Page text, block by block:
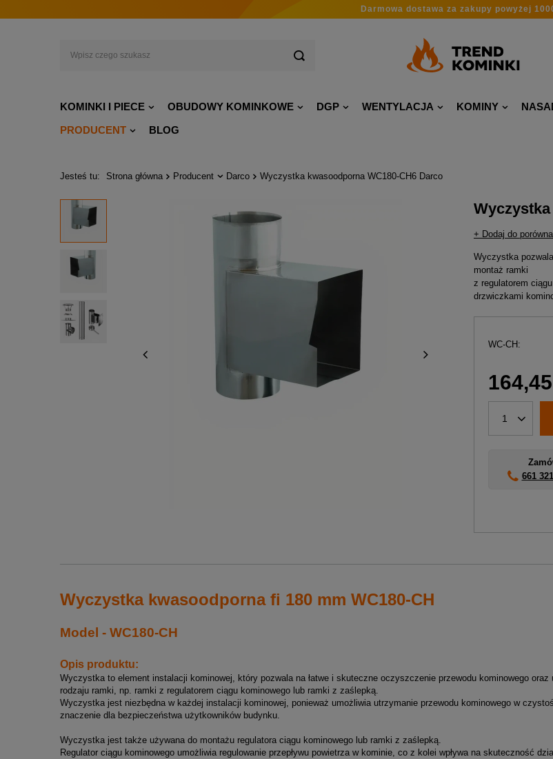
Darmowa dostawa za zakupy powyżej
KOMINKI I PIECE OBUDOWY KOMINKOWE DGP WENTYLACJA KOMINY
PRODUCENT
BLOG
Jesteś tu: Strona główna Producent Darco Wyczystka kwasoodporna WC180-CH6 Darco
+ Dodaj do
Wyczystka
montaż ramki
z regulatorem
drzwiczkami
WC-CH
164,45
1
661
Wyczystka kwasoodporna fi 180 mm WC180-CH
Model - WC180-CH
Opis produktu:
Wyczystka to element instalacji kominowej, który pozwala na łatwe i skuteczne oczyszczenie przewodu kominowego oraz
rodzaju ramki, np. ramki z regulatorem ciągu kominowego lub ramki z zaślepką.
Wyczystka jest niezbędna w każdej instalacji kominowej, ponieważ umożliwia utrzymanie przewodu kominowego w
znaczenie dla bezpieczeństwa użytkowników budynku.
Wyczystka jest także używana do montażu regulatora ciągu kominowego lub ramki z zaślepką.
Regulator ciągu kominowego umożliwia regulowanie przepływu powietrza w kominie, co z kolei wpływa na skuteczność